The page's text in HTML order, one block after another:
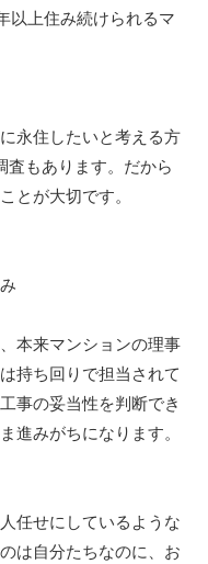
以上住み続けられるマ
永住したいと考える方
査もあります。だから
とが大切です。
本来マンションの理事
持ち回りで担当されて
事の妥当性を判断でき
進みがちになります。
任せにしているような
は自分たちなのに、お